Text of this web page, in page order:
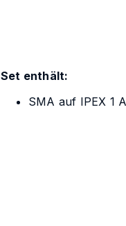
Set enthält:
SMA auf IPEX 1